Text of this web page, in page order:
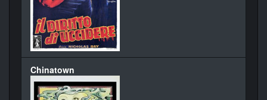
Chinatown